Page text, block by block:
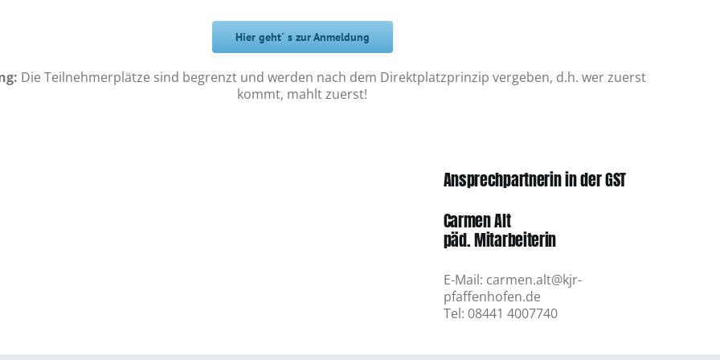
Hier geht´ s zur Anmeldung
Die Teilnehmerplätze sind begrenzt und werden nach dem Direktplatzprinzip vergeben, d.h. wer zuerst
kommt, mahlt zuerst!
Ansprechpartnerin in der GST
Carmen Alt
päd. Mitarbeiterin
E-Mail: carmen.alt@kjr-
pfaffenhofen.de
Tel: 08441 4007740